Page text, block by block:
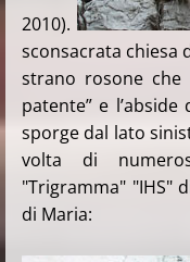
2010).
sconsacrata chiesa
strano rosone che
patente” e
sporge dal lato
volta di
"Trigramma" "IHS"
di Maria: